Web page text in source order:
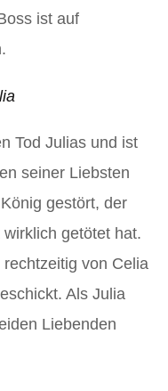
ist auf
Tod Julias und ist
seiner Liebsten
gestört, der
getötet hat.
von Celia
Als Julia
Liebenden